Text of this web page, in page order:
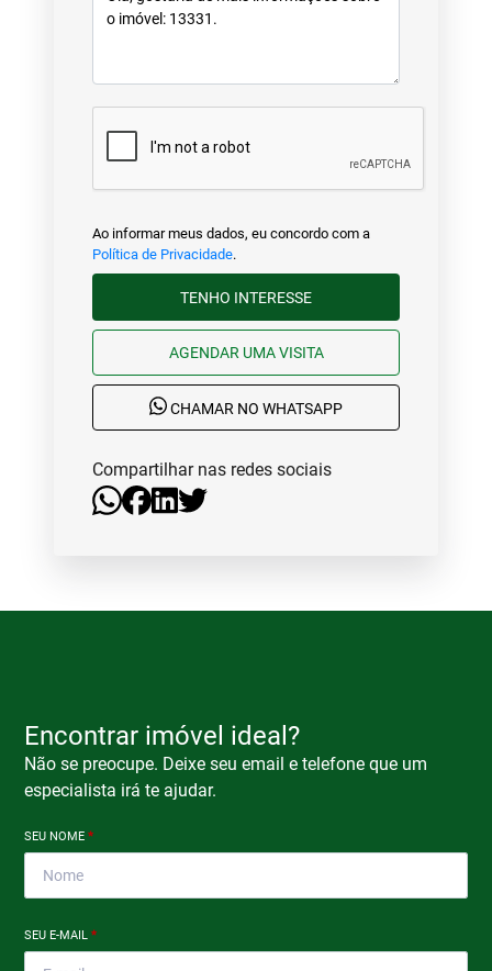
Ao informar meus dados, eu concordo com a
Política de Privacidade.
TENHO INTERESSE
AGENDAR UMA VISITA
CHAMAR NO WHATSAPP
Compartilhar nas redes sociais
Encontrar imóvel ideal?
Não se preocupe. Deixe seu email e telefone que um
especialista irá te ajudar.
SEU NOME*
SEU E-MAIL*